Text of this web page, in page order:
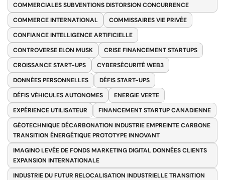
COMMERCIALES SUBVENTIONS DISTORSION CONCURRENCE
COMMERCE INTERNATIONAL
COMMISSAIRES VIE PRIVÉE
CONFIANCE INTELLIGENCE ARTIFICIELLE
CONTROVERSE ELON MUSK
CRISE FINANCEMENT STARTUPS
CROISSANCE START-UPS
CYBERSÉCURITÉ WEB3
DONNÉES PERSONNELLES
DÉFIS START-UPS
DÉFIS VÉHICULES AUTONOMES
ENERGIE VERTE
EXPÉRIENCE UTILISATEUR
FINANCEMENT STARTUP CANADIENNE
GÉOTECHNIQUE DÉCARBONATION INDUSTRIE EMPREINTE CARBONE
TRANSITION ÉNERGÉTIQUE PROTOTYPE INNOVANT
IMAGINO LEVÉE DE FONDS MARKETING DIGITAL DONNÉES CLIENTS
EXPANSION INTERNATIONALE
INDUSTRIE DU FUTUR RELOCALISATION INDUSTRIELLE TRANSITION